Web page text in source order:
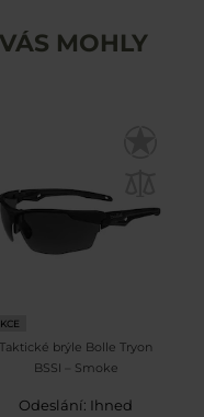
MOHLY
Taktické brýle Bolle Tryon
BSSI – Smoke
Odeslání: Ihned